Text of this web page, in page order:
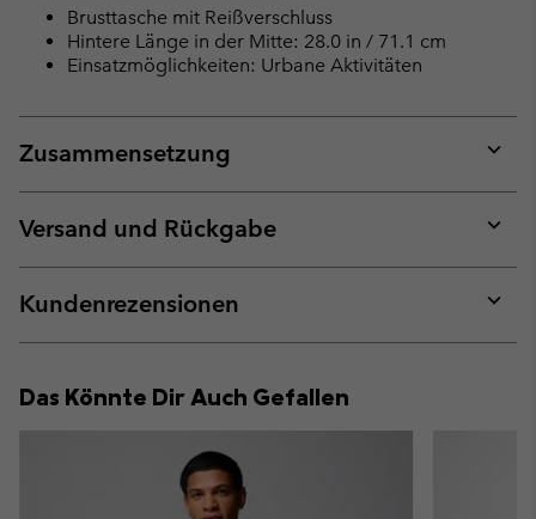
Brusttasche mit Reißverschluss
Hintere Länge in der Mitte: 28.0 in / 71.1 cm
Einsatzmöglichkeiten: Urbane Aktivitäten
Zusammensetzung
or
Versand und Rückgabe
or
Kundenrezensionen
or
Das Könnte Dir Auch Gefallen